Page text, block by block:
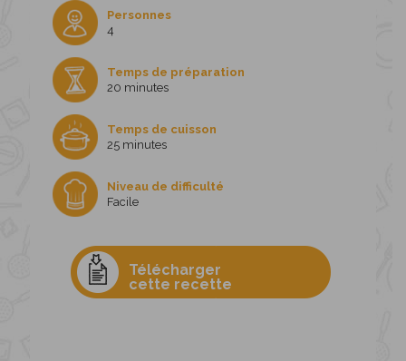
Personnes
4
Temps de préparation
20 minutes
Temps de cuisson
25 minutes
Niveau de difficulté
Facile
Télécharger
cette recette